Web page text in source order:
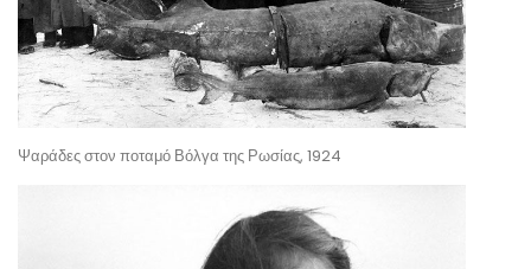
Ψαράδες στον ποταμό Βόλγα της Ρωσίας, 1924